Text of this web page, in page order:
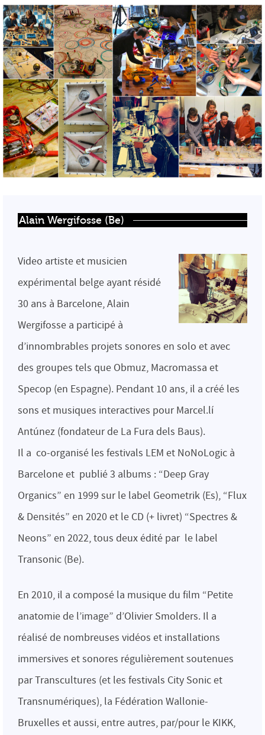
Alain Wergifosse (Be)
Video artiste et musicien
expérimental belge ayant résidé
30 ans à Barcelone, Alain
Wergifosse a participé à
d’innombrables projets sonores en solo et avec
des groupes tels que Obmuz, Macromassa et
Specop (en Espagne). Pendant 10 ans, il a créé les
sons et musiques interactives pour Marcel.lí
Antúnez (fondateur de La Fura dels Baus).
Il a co-organisé les festivals LEM et NoNoLogic à
Barcelone et publié 3 albums : “Deep Gray
Organics” en 1999 sur le label Geometrik (Es), “Flux
& Densités” en 2020 et le CD (+ livret) “Spectres &
Neons” en 2022, tous deux édité par le label
Transonic (Be).
En 2010, il a composé la musique du film “Petite
anatomie de l’image” d’Olivier Smolders. Il a
réalisé de nombreuses vidéos et installations
immersives et sonores régulièrement soutenues
par Transcultures (et les festivals City Sonic et
Transnumériques), la Fédération Wallonie-
Bruxelles et aussi, entre autres, par/pour le KIKK,